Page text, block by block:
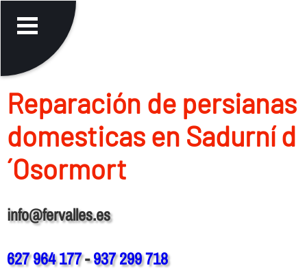
Reparación de persianas
domesticas en Sadurní d
´Osormort
info@fervalles.es
627 964 177-937 299 718